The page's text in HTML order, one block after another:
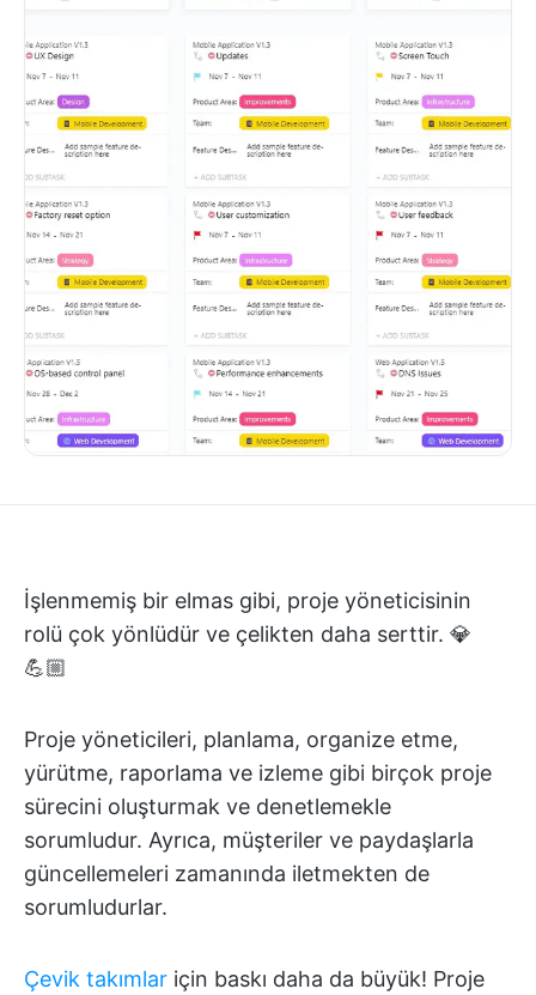
İşlenmemiş bir elmas gibi, proje yöneticisinin
rolü çok yönlüdür ve çelikten daha serttir. 💎
💪🏼
Proje yöneticileri, planlama, organize etme,
yürütme, raporlama ve izleme gibi birçok proje
sürecini oluşturmak ve denetlemekle
sorumludur. Ayrıca, müşteriler ve paydaşlarla
güncellemeleri zamanında iletmekten de
sorumludurlar.
Çevik takımlar için baskı daha da büyük! Proje